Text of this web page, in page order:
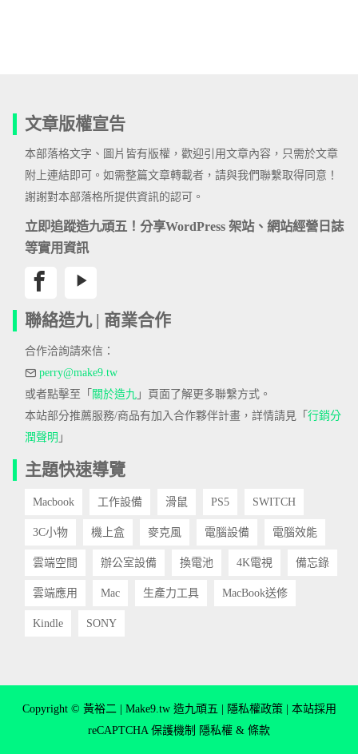
文章版權宣告
本部落格文字、圖片皆有版權，歡迎引用文章內容，只需於文章
附上連結即可。如需整篇文章轉載者，請與我們聯繫取得同意！
謝謝對本部落格所提供資訊的認可。
立即追蹤造九頑五！分享WordPress 架站、網站經營日誌
等實用資訊
聯絡造九 | 商業合作
合作洽詢請來信：
perry@make9.tw
或者點擊至「 關於造九 」頁面了解更多聯繫方式。
本站部分推薦服務/商品有加入合作夥伴計畫，詳情請見「 行銷分
潤聲明 」
主題快速導覽
Macbook 工作設備 滑鼠 PS5 SWITCH
3C小物 機上盒 麥克風 電腦設備 電腦效能
雲端空間 辦公室設備 換電池 4K電視 備忘錄
雲端應用 Mac 生產力工具 MacBook送修
Kindle SONY
Copyright © 黃裕二 | Make9.tw 造九頑五 | 隱私權政策 | 本站採用
reCAPTCHA 保護機制 隱私權 & 條款